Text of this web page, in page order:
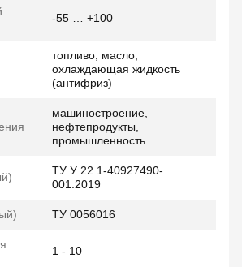
-55 … +100
топливо, масло,
охлаждающая жидкость
(антифриз)
машиностроение,
нефтепродукты,
промышленность
ТУ У 22.1-40927490-
001:2019
ТУ 0056016
1 - 10